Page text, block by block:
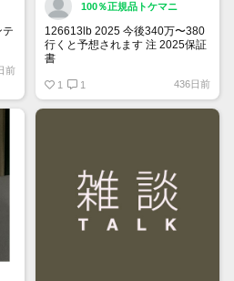
テ
前
100％正規品トケマニ
126613lb 2025 今後340万〜380
行くと予想されます 注 2025保証
書
2025/ @Watch_Monster_より
1 1 436日前